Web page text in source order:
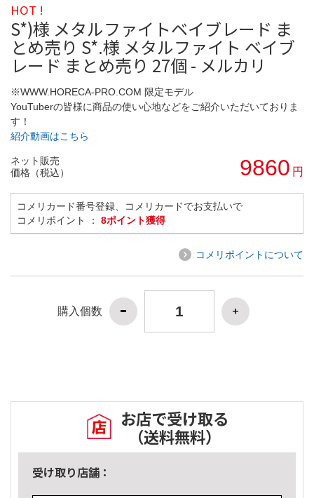
HOT !
S*)様 メタルファイトベイブレード ま
とめ売り S*.様 メタルファイト ベイブ
レード まとめ売り 27個 - メルカリ
※WWW.HORECA-PRO.COM 限定モデル
YouTuberの皆様に商品の使い心地などをご紹介いただいておりま
す！
紹介動画はこちら
ネット販売
価格（税込）
9860 円
コメリカード番号登録、コメリカードでお支払いで
コメリポイント ： 8ポイント獲得
コメリポイントについて
購入個数
お店で受け取る
（送料無料）
受け取り店舗：